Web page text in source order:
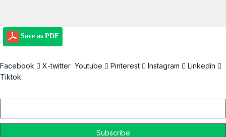
Save as PDF
Facebook X-twitter Youtube Pinterest Instagram
Linkedin
Tiktok